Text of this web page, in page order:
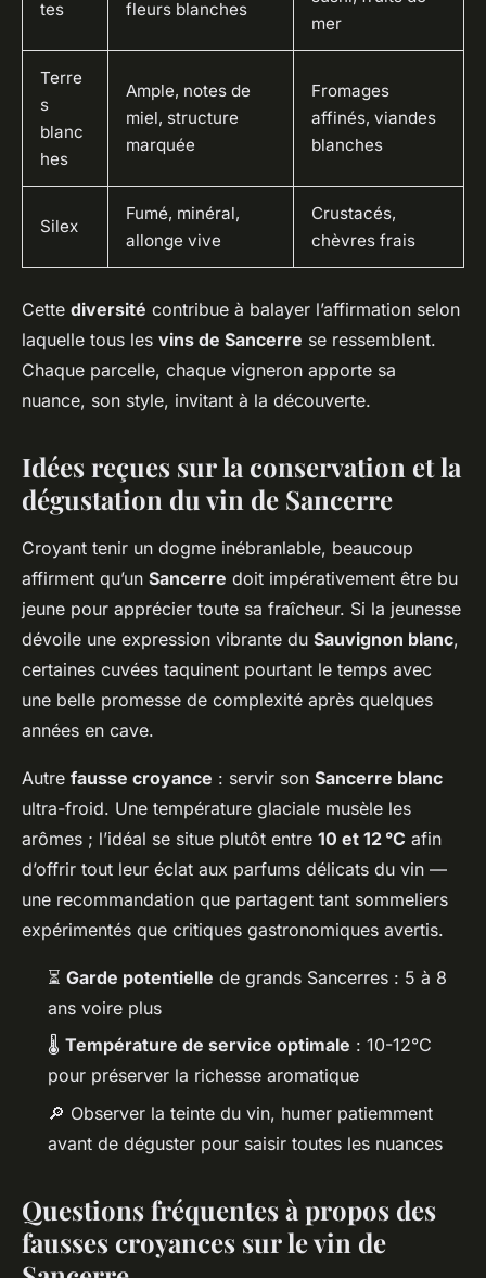
tes
fleurs blanches
mer
Terre
s
blanc
hes
Ample, notes de
miel, structure
marquée
Fromages
affinés, viandes
blanches
Silex
Fumé, minéral,
allonge vive
Crustacés,
chèvres frais
Cette diversité contribue à balayer l’affirmation selon
laquelle tous les vins de Sancerre se ressemblent.
Chaque parcelle, chaque vigneron apporte sa
nuance, son style, invitant à la découverte.
Idées reçues sur la conservation et la
dégustation du vin de Sancerre
Croyant tenir un dogme inébranlable, beaucoup
affirment qu’un Sancerre doit impérativement être bu
jeune pour apprécier toute sa fraîcheur. Si la jeunesse
dévoile une expression vibrante du Sauvignon blanc,
certaines cuvées taquinent pourtant le temps avec
une belle promesse de complexité après quelques
années en cave.
Autre fausse croyance : servir son Sancerre blanc
ultra-froid. Une température glaciale musèle les
arômes ; l’idéal se situe plutôt entre 10 et 12 °C afin
d’offrir tout leur éclat aux parfums délicats du vin —
une recommandation que partagent tant sommeliers
expérimentés que critiques gastronomiques avertis.
⏳ Garde potentielle de grands Sancerres : 5 à 8
ans voire plus
🌡️ Température de service optimale : 10-12°C
pour préserver la richesse aromatique
🔎 Observer la teinte du vin, humer patiemment
avant de déguster pour saisir toutes les nuances
Questions fréquentes à propos des
fausses croyances sur le vin de